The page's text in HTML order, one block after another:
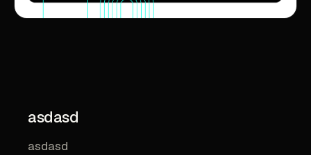
asdasd
asdasd